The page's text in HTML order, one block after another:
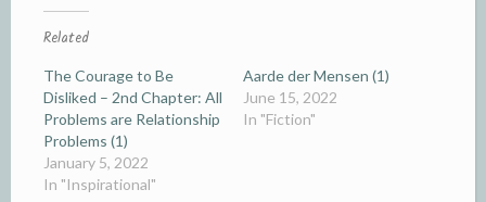
Related
The Courage to Be
Disliked – 2nd Chapter: All
Problems are Relationship
Problems (1)
January 5, 2022
In "Inspirational"
Aarde der Mensen (1)
June 15, 2022
In "Fiction"